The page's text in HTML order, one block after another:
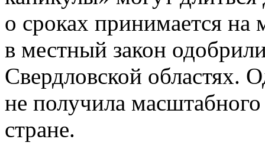
о сроках принимается на
в местный закон
Свердловской областях.
не получила
стране.